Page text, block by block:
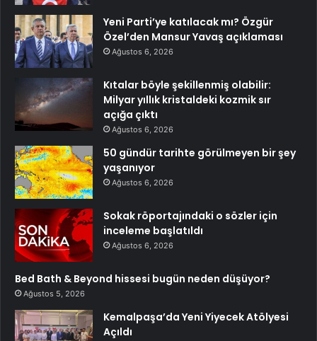
Yeni Parti’ye katılacak mı? Özgür
Özel’den Mansur Yavaş açıklaması
Ağustos 6, 2026
Kıtalar böyle şekillenmiş olabilir:
Milyar yıllık kristaldeki kozmik sır
açığa çıktı
Ağustos 6, 2026
50 gündür tarihte görülmeyen bir şey
yaşanıyor
Ağustos 6, 2026
Sokak röportajındaki o sözler için
inceleme başlatıldı
Ağustos 6, 2026
Bed Bath & Beyond hissesi bugün neden düşüyor?
Ağustos 5, 2026
Kemalpaşa’da Yeni Yiyecek Atölyesi
Açıldı